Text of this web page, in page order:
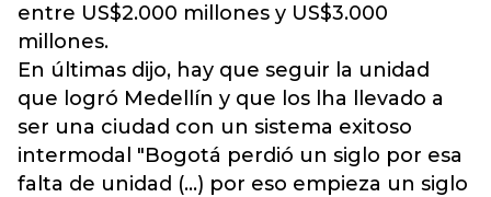
entre US$2.000 millones y US$3.000
millones.
En últimas dijo, hay que seguir la unidad
que logró Medellín y que los lha llevado a
ser una ciudad con un sistema exitoso
intermodal "Bogotá perdió un siglo por esa
falta de unidad (...) por eso empieza un siglo